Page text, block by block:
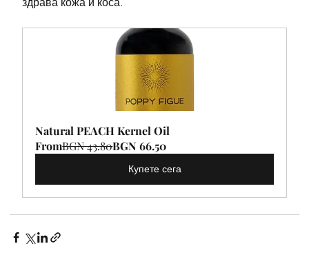
Natural PEACH Kernel Oil
FromBGN 43.80BGN 66.50
Купете сега